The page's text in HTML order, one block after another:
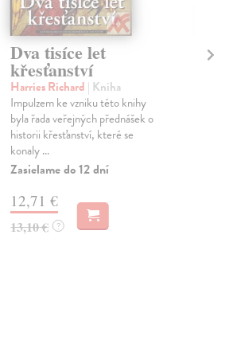
Dva tisíce let
křesťanství
Harries Richard | Kniha
Impulzem ke vzniku této knihy
byla řada veřejných přednášek o
historii křesťanství, které se
konaly ...
Zasielame do 12 dní
12,71 €
13,10 € ?